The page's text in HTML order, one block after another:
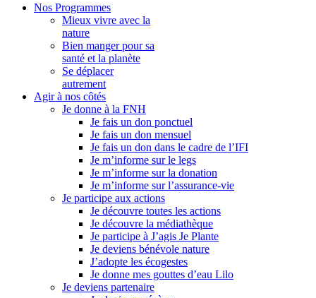
Nos Programmes
Mieux vivre avec la
nature
Bien manger pour sa
santé et la planète
Se déplacer
autrement
Agir à nos côtés
Je donne à la FNH
Je fais un don ponctuel
Je fais un don mensuel
Je fais un don dans le cadre de l’IFI
Je m’informe sur le legs
Je m’informe sur la donation
Je m’informe sur l’assurance-vie
Je participe aux actions
Je découvre toutes les actions
Je découvre la médiathèque
Je participe à J’agis Je Plante
Je deviens bénévole nature
J’adopte les écogestes
Je donne mes gouttes d’eau Lilo
Je deviens partenaire